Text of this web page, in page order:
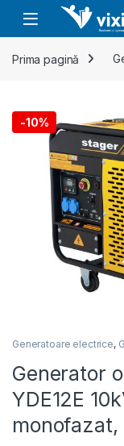
Skip to navigation
Skip to content
Prima pagină
-10%
Generatoare electrice,
Generator
YDE12E